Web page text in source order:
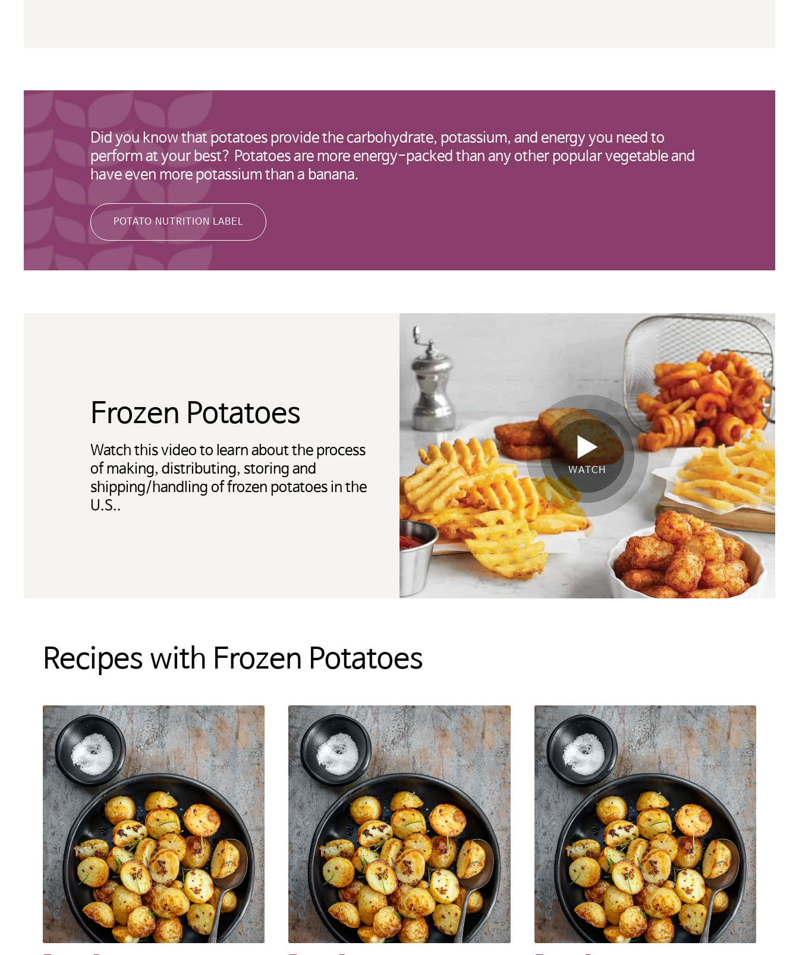
참고: 타사에서 관리하는 웹사이트 링크를 클릭했으며 미국
제3자 웹사이트, 회사 또는 단체의 소유로 미국 감자협회는
연결된 링크 내용의 사실과 본질에 대한 책임을 지지 않습니다.
계속하려면 ‘확인’을 클릭하고, 사용 중인 potatoesusa-
Did you know that potatoes provide the carbohydrate, potassium, and energy you need to
perform at your best? Potatoes are more energy-packed than any other popular vegetable and
have even more potassium than a banana.
POTATO NUTRITION LABEL
WATCH
Frozen Potatoes
Watch this video to learn about the process
of making, distributing, storing and
shipping/handling of frozen potatoes in the
U.S..
Recipes with Frozen Potatoes